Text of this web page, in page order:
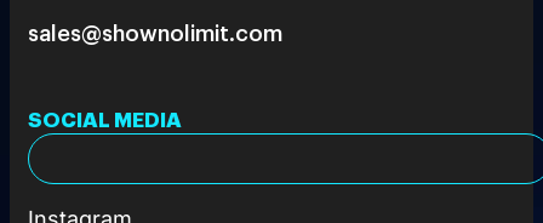
sales@shownolimit.com
SOCIAL MEDIA